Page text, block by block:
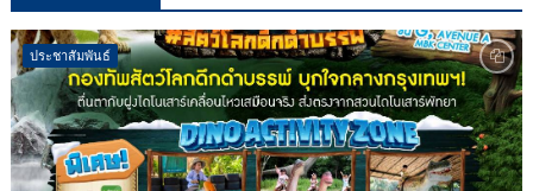
ประชาสัมพันธ์